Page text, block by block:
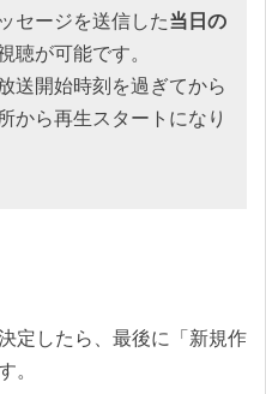
セージを送信した当日の
聴が可能です。
送開始時刻を過ぎてから
から再生スタートになり
定したら、最後に「新規作
。